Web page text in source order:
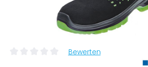
Durchschnittliche Bewertung von 0 von
Bewerten